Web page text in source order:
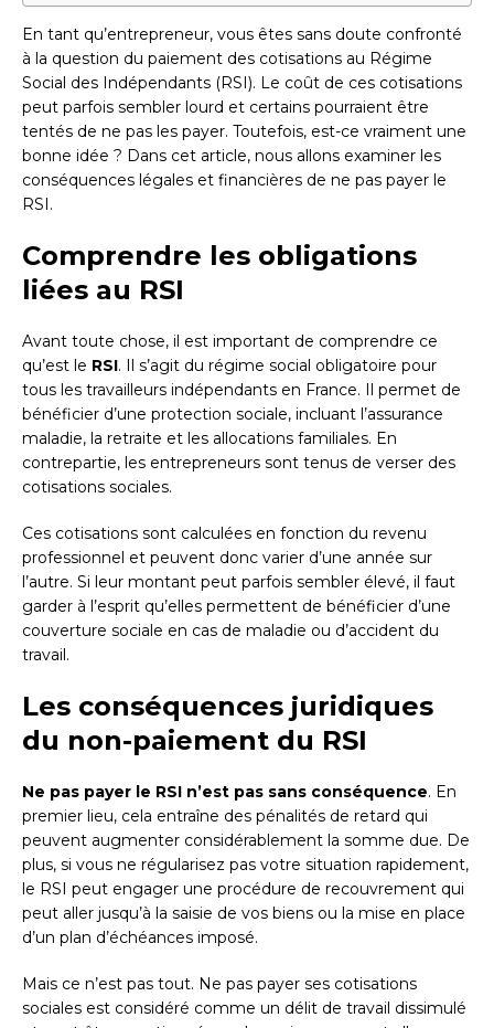
En tant qu’entrepreneur, vous êtes sans doute confronté
à la question du paiement des cotisations au Régime
Social des Indépendants (RSI). Le coût de ces cotisations
peut parfois sembler lourd et certains pourraient être
tentés de ne pas les payer. Toutefois, est-ce vraiment une
bonne idée ? Dans cet article, nous allons examiner les
conséquences légales et financières de ne pas payer le
RSI.
Comprendre les obligations
liées au RSI
Avant toute chose, il est important de comprendre ce
qu’est le RSI. Il s’agit du régime social obligatoire pour
tous les travailleurs indépendants en France. Il permet de
bénéficier d’une protection sociale, incluant l’assurance
maladie, la retraite et les allocations familiales. En
contrepartie, les entrepreneurs sont tenus de verser des
cotisations sociales.
Ces cotisations sont calculées en fonction du revenu
professionnel et peuvent donc varier d’une année sur
l’autre. Si leur montant peut parfois sembler élevé, il faut
garder à l’esprit qu’elles permettent de bénéficier d’une
couverture sociale en cas de maladie ou d’accident du
travail.
Les conséquences juridiques
du non-paiement du RSI
Ne pas payer le RSI n’est pas sans conséquence. En
premier lieu, cela entraîne des pénalités de retard qui
peuvent augmenter considérablement la somme due. De
plus, si vous ne régularisez pas votre situation rapidement,
le RSI peut engager une procédure de recouvrement qui
peut aller jusqu’à la saisie de vos biens ou la mise en place
d’un plan d’échéances imposé.
Mais ce n’est pas tout. Ne pas payer ses cotisations
sociales est considéré comme un délit de travail dissimulé